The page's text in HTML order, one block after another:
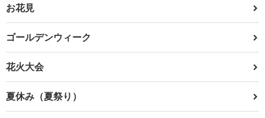
お花見
ゴールデンウィーク
花火大会
夏休み（夏祭り）